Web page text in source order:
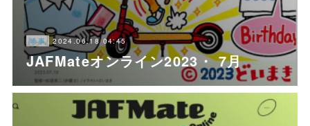
時事 2024.06.18 04:45
JAFMateオンライン2023・ 7月